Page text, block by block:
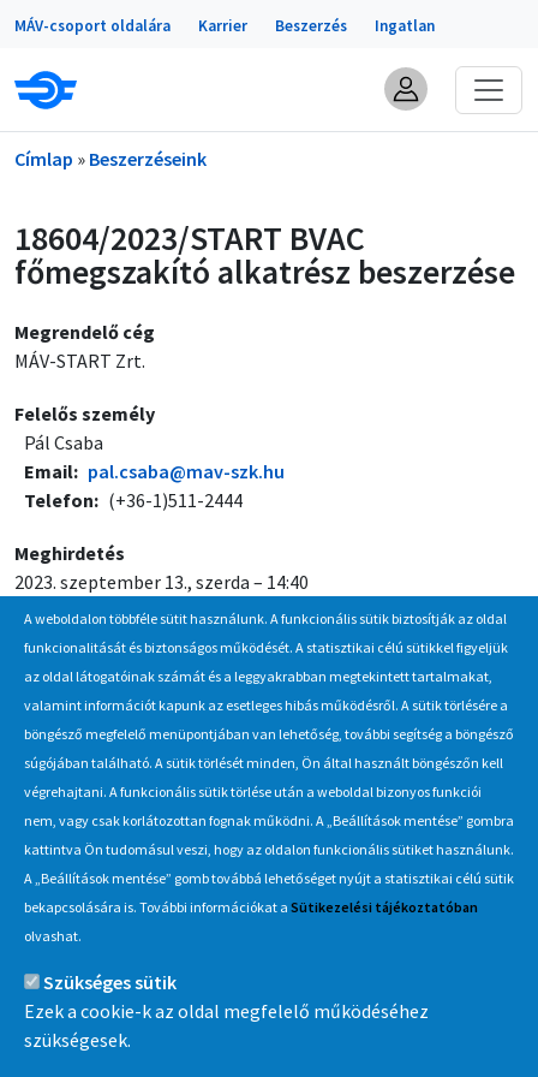
Ugrás a tartalomra
Portálok
MÁV-csoport oldalára Karrier Beszerzés Ingatlan
Morzsa
Címlap Beszerzéseink
18604/2023/START BVAC
főmegszakító alkatrész beszerzése
Megrendelő cég
MÁV-START Zrt.
Felelős személy
Pál Csaba
Email
pal.csaba@mav-szk.hu
Telefon
(+36-1)511-2444
Meghirdetés
2023. szeptember 13., szerda – 14:40
Jelentkezési / beadási határidő
2023. szeptember 29., péntek – 10:00
Hírlevél
Iratkozzon fel Beszerzés Hírlevél szolgáltatásunkra, hogy értesüljön
a MÁV-csoport által indított új beszerzési eljárásokról, anyag,
eszközértékesítési akciókról.
Érdekel
Információ
A weboldalon többféle sütit használunk. A funkcionális sütik biztosítják az oldal
funkcionalitását és biztonságos működését. A statisztikai célú sütikkel figyeljük
az oldal látogatóinak számát és a leggyakrabban megtekintett tartalmakat,
valamint információt kapunk az esetleges hibás működésről. A sütik törlésére a
böngésző megfelelő menüpontjában van lehetőség, további segítség a böngésző
súgójában található. A sütik törlését minden, Ön által használt böngészőn kell
végrehajtani. A funkcionális sütik törlése után a weboldal bizonyos funkciói
nem, vagy csak korlátozottan fognak működni. A „Beállítások mentése” gombra
kattintva Ön tudomásul veszi, hogy az oldalon funkcionális sütiket használunk.
A „Beállítások mentése” gomb továbbá lehetőséget nyújt a statisztikai célú sütik
bekapcsolására is. További információkat a Sütikezelési tájékoztatóban
olvashat.
Szükséges sütik
Ezek a cookie-k az oldal megfelelő működéséhez
szükségesek.